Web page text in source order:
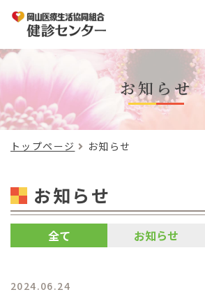
お知らせ
トップページ お知らせ
お知らせ
全て お知らせ
2024.06.24